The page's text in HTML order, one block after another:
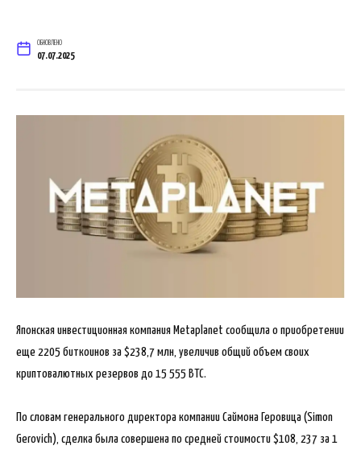
ОБНОВЛЕНО
07.07.2025
Японская инвестиционная компания Metaplanet сообщила о приобретении
еще 2205 биткоинов за $238,7 млн, увеличив общий объем своих
криптовалютных резервов до 15 555 BTC.
По словам генерального директора компании Саймона Геровица (Simon
Gerovich), сделка была совершена по средней стоимости $108, 237 за 1